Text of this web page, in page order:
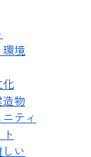
境
物
ティ
い